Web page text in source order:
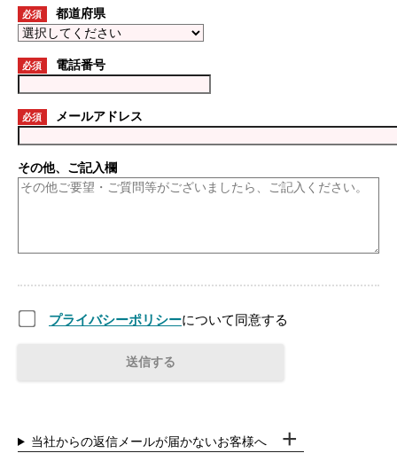
必須 都道府県
必須 電話番号
必須 メールアドレス
その他、ご記入欄
プライバシーポリシーについて同意する
当社からの返信メールが届かないお客様へ